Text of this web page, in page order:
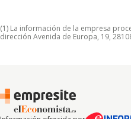
(1) La información de la empresa
dirección Avenida de Europa, 19,